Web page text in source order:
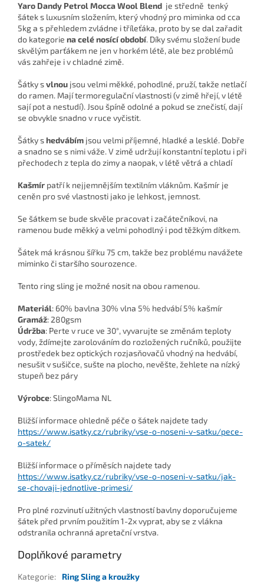
Yaro Dandy Petrol Mocca Wool Blend je středně tenký
šátek s luxusním složením, který vhodný pro miminka od cca
5kg a s přehledem zvládne i tříleťáka, proto by se dal zařadit
do kategorie na celé nosící období. Díky svému složení bude
skvělým parťákem ne jen v horkém létě, ale bez problémů
vás zahřeje i v chladné zimě.
Šátky svlnou jsou velmi měkké, pohodlné, pruží, takže netlačí
do ramen. Mají termoregulační vlastnosti (v zimě hřejí, v létě
sají pot a nestudí). Jsou špíně odolné a pokud se znečistí, dají
se obvykle snadno v ruce vyčistit.
Šátky shedvábím jsou velmi příjemné, hladké a lesklé. Dobře
a snadno se s nimi váže. V zimě udržují konstantní teplotu i při
přechodech z tepla do zimy a naopak, v létě větrá a chladí
Kašmír patří k nejjemnějším textilním vláknům. Kašmír je
ceněn pro své vlastnosti jako je lehkost, jemnost.
Se šátkem se bude skvěle pracovat i začátečníkovi, na
ramenou bude měkký a velmi pohodlný i pod těžkým dítkem.
Šátek má krásnou šířku 75 cm, takže bez problému navážete
miminko či staršího sourozence.
Tento ring sling je možné nosit na obou ramenou.
Materiál: 60% bavlna 30% vlna 5% hedvábí 5% kašmír
Gramáž: 280gsm
Údržba: Perte v ruce ve 30°, vyvarujte se změnám teploty
vody, ždímejte zarolováním do rozložených ručníků, použijte
prostředek bez optických rozjasňovačů vhodný na hedvábí,
nesušit v sušičce, sušte na plocho, nevěšte, žehlete na nízký
stupeň bez páry
Výrobce: SlingoMama NL
Bližší informace ohledně péče o šátek najdete tady
https://www.isatky.cz/rubriky/vse-o-noseni-v-satku/pece-
o-satek/
Bližší informace o příměsích najdete tady
https://www.isatky.cz/rubriky/vse-o-noseni-v-satku/jak-
se-chovaji-jednotlive-primesi/
Pro plné rozvinutí užitných vlastností bavlny doporučujeme
šátek před prvním použitím 1-2x vyprat, aby se z vlákna
odstranila ochranná apretační vrstva.
Doplňkové parametry
Kategorie:
Ring Sling a kroužky